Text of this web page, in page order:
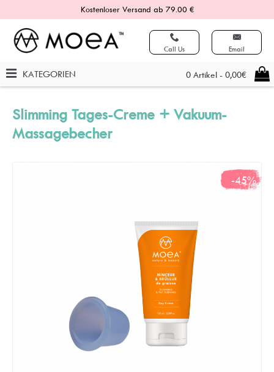
Kostenloser Versand ab 79.00 €
Call Us Email
0 Artikel - 0,00€
KATEGORIEN
Slimming Tages-Creme + Vakuum-
Massagebecher
-45%